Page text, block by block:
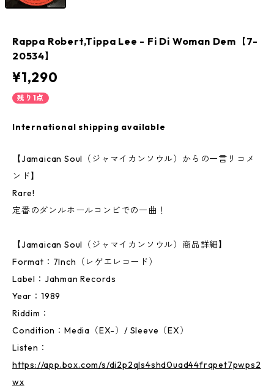
Rappa Robert,Tippa Lee - Fi Di Woman Dem【7-
20534】
¥1,290
残り1点
International shipping available
【Jamaican Soul（ジャマイカンソウル）からの一言リコメ
ンド】
Rare!
定番のダンルホールコンビでの一曲！
【Jamaican Soul（ジャマイカンソウル）商品詳細】
Format：7Inch（レゲエレコード）
Label：Jahman Records
Year：1989
Riddim：
Condition：Media（EX-）/ Sleeve（EX）
Listen：
https://app.box.com/s/di2p2qls4shd0uad44frqpet7pwps2
wx